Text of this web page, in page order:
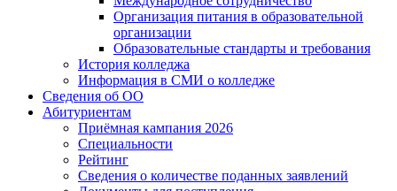
Организация питания в образовательной
организации
Образовательные стандарты и требования
История колледжа
Информация в СМИ о колледже
Сведения об ОО
Абитуриентам
Приёмная кампания 2026
Специальности
Рейтинг
Сведения о количестве поданных заявлений